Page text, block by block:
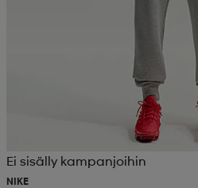
Ei sisälly kampanjoihin
NIKE